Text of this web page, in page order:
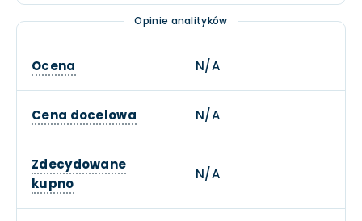
Opinie analityków
Ocena N/A
Cena docelowa N/A
Zdecydowane
kupno
N/A